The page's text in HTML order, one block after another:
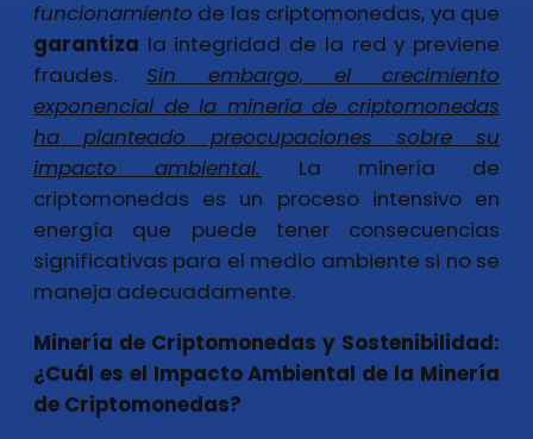
funcionamiento de las criptomonedas, ya que
garantiza la integridad de la red y previene
fraudes.Sin embargo, el crecimiento
exponencial de la minería de criptomonedas
ha planteado preocupaciones sobre su
impacto ambiental. La minería de
criptomonedas es un proceso intensivo en
energía que puede tener consecuencias
significativas para el medio ambiente si no se
maneja adecuadamente.
Minería de Criptomonedas y Sostenibilidad:
¿Cuál es el Impacto Ambiental de la Minería
de Criptomonedas?